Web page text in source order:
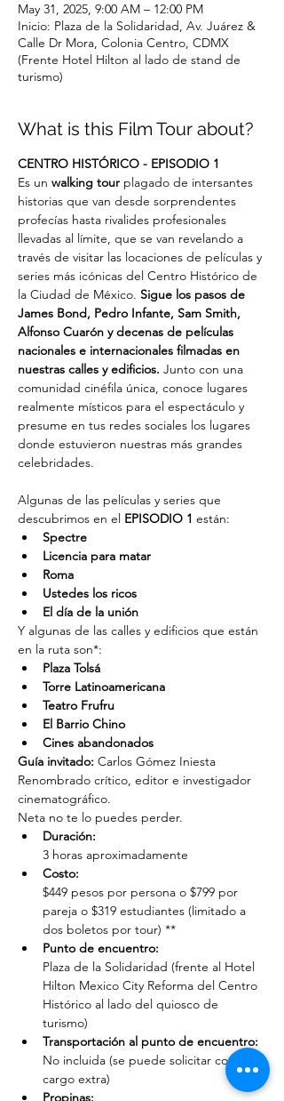
May 31, 2025, 9:00 AM – 12:00 PM
Inicio: Plaza de la Solidaridad, Av. Juárez &
Calle Dr Mora, Colonia Centro, CDMX
(Frente Hotel Hilton al lado de stand de
turismo)
What is this Film Tour about?
CENTRO HISTÓRICO - EPISODIO 1
Es un walking tour plagado de intersantes
historias que van desde sorprendentes
profecías hasta rivalides profesionales
llevadas al límite, que se van revelando a
través de visitar las locaciones de películas y
series más icónicas del Centro Histórico de
la Ciudad de México. Sigue los pasos de
James Bond, Pedro Infante, Sam Smith,
Alfonso Cuarón y decenas de películas
nacionales e internacionales filmadas en
nuestras calles y edificios. Junto con una
comunidad cinéfila única, conoce lugares
realmente místicos para el espectáculo y
presume en tus redes sociales los lugares
donde estuvieron nuestras más grandes
celebridades.
Algunas de las películas y series que
descubrimos en el EPISODIO 1 están:
Spectre
Licencia para matar
Roma
Ustedes los ricos
El día de la unión
Y algunas de las calles y edificios que están
en la ruta son*:
Plaza Tolsá
Torre Latinoamericana
Teatro Frufru
El Barrio Chino
Cines abandonados
Guía invitado: Carlos Gómez Iniesta
Renombrado crítico, editor e investigador
cinematográfico.
Neta no te lo puedes perder.
Duración:
3 horas aproximadamente
Costo:
$449 pesos por persona o $799 por
pareja o $319 estudiantes (limitado a
dos boletos por tour) **
Punto de encuentro:
Plaza de la Solidaridad (frente al Hotel
Hilton Mexico City Reforma del Centro
Histórico al lado del quiosco de
turismo)
Transportación al punto de encuentro:
No incluida (se puede solicitar con un
cargo extra)
Propinas: